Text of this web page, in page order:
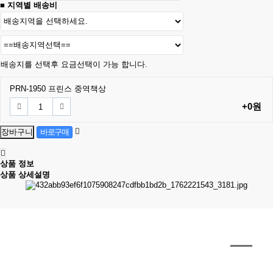
■ 지역별 배송비
배송지를 선택후 요금선택이 가능 합니다.
PRN-1950 프린스 중역책상
+0원
상품 정보
상품 상세설명